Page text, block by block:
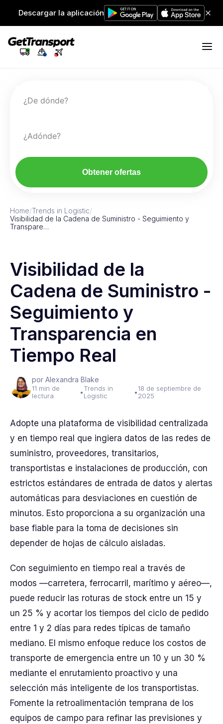
Descargar la aplicación
¿De dónde?
¿Adónde?
Obtener ofertas
Home/Trends in Logistic/
Visibilidad de la Cadena de Suministro - Seguimiento y
Transpare…
Visibilidad de la
Cadena de Suministro -
Seguimiento y
Transparencia en
Tiempo Real
por Alexandra Blake
11 min de
lectura
•Trends in
Logistic
•18 de septiembre de
2025
Adopte una plataforma de visibilidad centralizada
y en tiempo real que ingiera datos de las redes de
suministro, proveedores, transitarios,
transportistas e instalaciones de producción, con
estrictos estándares de entrada de datos y alertas
automáticas para desviaciones en cuestión de
minutos. Esto proporciona a su organización una
base fiable para la toma de decisiones sin
depender de hojas de cálculo aisladas.
Con seguimiento en tiempo real a través de
modos —carretera, ferrocarril, marítimo y aéreo—,
puede reducir las roturas de stock entre un 15 y
un 25 % y acortar los tiempos del ciclo de pedido
entre 1 y 2 días para redes típicas de tamaño
mediano. El mismo enfoque reduce los costos de
transporte de emergencia entre un 10 y un 30 %
mediante el enrutamiento proactivo y una
selección más inteligente de los transportistas.
Fomente la retroalimentación temprana de los
equipos de campo para refinar las previsiones y